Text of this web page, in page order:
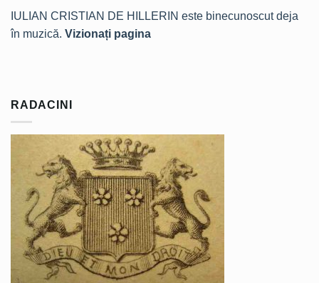
IULIAN CRISTIAN DE HILLERIN este binecunoscut deja
în muzică. Vizionați pagina
RADACINI